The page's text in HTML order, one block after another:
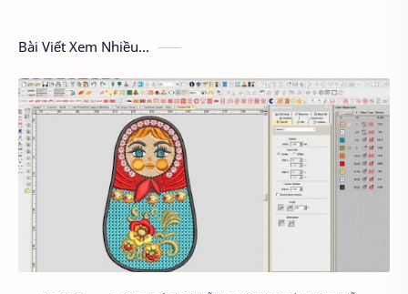
Bài Viết Xem Nhiều...